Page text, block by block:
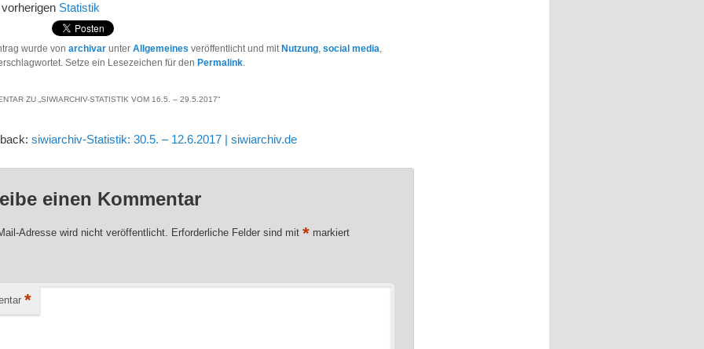
Statistik
wurde vonarchivar unterAllgemeines veröffentlicht und mit Nutzung,social media,
Setze ein Lesezeichen für den Permalink.
ZU „SIWIARCHIV-STATISTIK VOM 16.5. – 29.5.2017“
siwiarchiv-Statistik: 30.5. – 12.6.2017 | siwiarchiv.de
einen Kommentar
Adresse wird nicht veröffentlicht. Erforderliche Felder sind mit* markiert
*